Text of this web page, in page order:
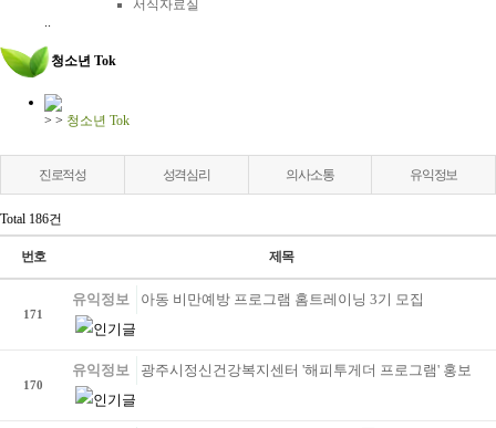
서식자료실
..
청소년 Tok
> > 청소년 Tok
진로적성 성격심리 의사소통 유익정보
Total 186건
번호 제목
171
유익정보 아동 비만예방 프로그램 홈트레이닝 3기 모집
170
유익정보 광주시정신건강복지센터 '해피투게더 프로그램' 홍보